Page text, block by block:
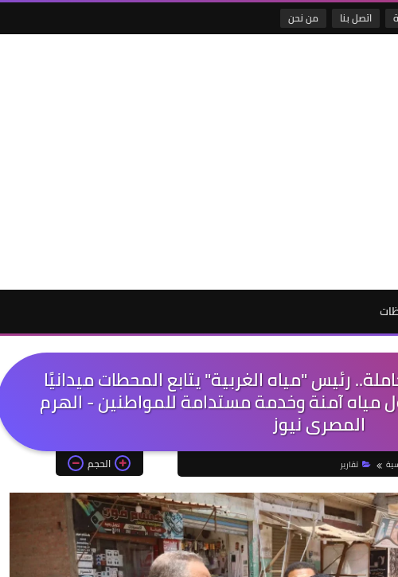
اتصل بنا من نحن
رئيس "مياه الغربية" يتابع المحطات ميدانيًا
مياه آمنة وخدمة مستدامة للمواطنين - الهرم
المصرى نيوز
تقارير الحجم